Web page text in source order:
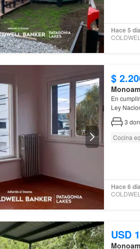
Hace 5
$
En
Ley
deRío
3
Cocina
Hace 6
USD